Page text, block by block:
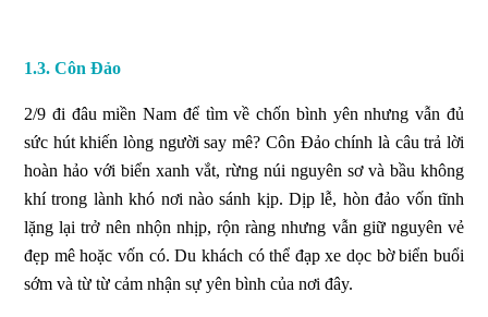
1.3. Côn Đảo
2/9 đi đâu miền Nam để tìm về chốn bình yên nhưng vẫn đủ
sức hút khiến lòng người say mê? Côn Đảo chính là câu trả lời
hoàn hảo với biển xanh vắt, rừng núi nguyên sơ và bầu không
khí trong lành khó nơi nào sánh kịp. Dịp lễ, hòn đảo vốn tĩnh
lặng lại trở nên nhộn nhịp, rộn ràng nhưng vẫn giữ nguyên vẻ
đẹp mê hoặc vốn có. Du khách có thể đạp xe dọc bờ biển buổi
sớm và từ từ cảm nhận sự yên bình của nơi đây.